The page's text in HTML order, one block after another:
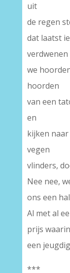
uit
de regen
dat laatst
verdwenen
we
hoorden
van een
en
kijken
vegen
vlinders,
Nee nee,
ons een
Al met al
prijs
een
***